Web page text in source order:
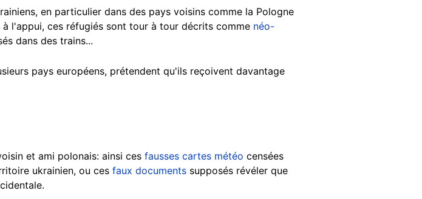
en particulier dans des pays voisins comme la Pologne
l'appui, ces réfugiés sont tour à tour décrits comme néo-
dans des trains...
pays européens, prétendent qu'ils reçoivent davantage
et ami polonais: ainsi ces fausses cartes météo censées
ukrainien, ou ces faux documents supposés révéler que